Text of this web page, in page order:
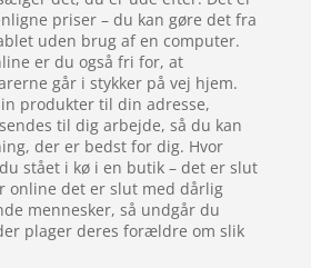
priser – du kan gøre det fra
uden brug af en computer.
er du også fri for, at
går i stykker på vej hjem.
produkter til din adresse,
til dig arbejde, så du kan
der er bedst for dig. Hvor
stået i kø i en butik – det er slut
online det er slut med dårlig
mennesker, så undgår du
plager deres forældre om slik